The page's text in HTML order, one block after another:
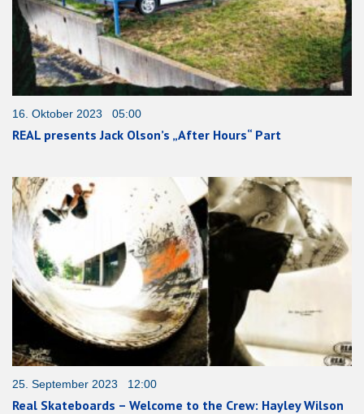
16. Oktober 2023 05:00
REAL presents Jack Olson’s „After Hours“ Part
25. September 2023 12:00
Real Skateboards – Welcome to the Crew: Hayley Wilson